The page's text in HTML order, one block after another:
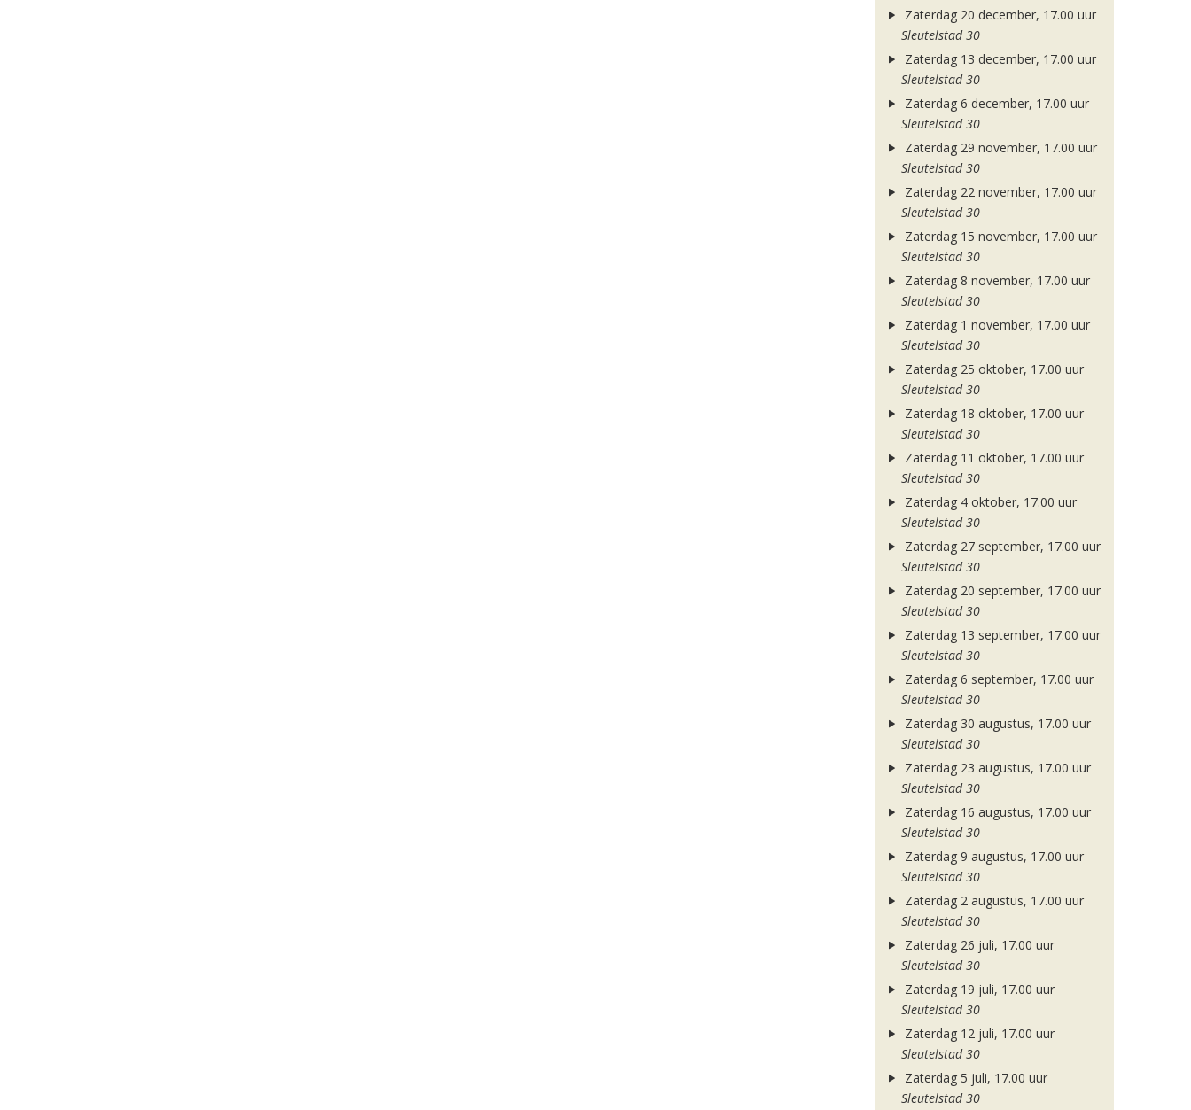
Zaterdag 20 december, 17.00 uur
Sleutelstad 30
Zaterdag 13 december, 17.00 uur
Sleutelstad 30
Zaterdag 6 december, 17.00 uur
Sleutelstad 30
Zaterdag 29 november, 17.00 uur
Sleutelstad 30
Zaterdag 22 november, 17.00 uur
Sleutelstad 30
Zaterdag 15 november, 17.00 uur
Sleutelstad 30
Zaterdag 8 november, 17.00 uur
Sleutelstad 30
Zaterdag 1 november, 17.00 uur
Sleutelstad 30
Zaterdag 25 oktober, 17.00 uur
Sleutelstad 30
Zaterdag 18 oktober, 17.00 uur
Sleutelstad 30
Zaterdag 11 oktober, 17.00 uur
Sleutelstad 30
Zaterdag 4 oktober, 17.00 uur
Sleutelstad 30
Zaterdag 27 september, 17.00 uur
Sleutelstad 30
Zaterdag 20 september, 17.00 uur
Sleutelstad 30
Zaterdag 13 september, 17.00 uur
Sleutelstad 30
Zaterdag 6 september, 17.00 uur
Sleutelstad 30
Zaterdag 30 augustus, 17.00 uur
Sleutelstad 30
Zaterdag 23 augustus, 17.00 uur
Sleutelstad 30
Zaterdag 16 augustus, 17.00 uur
Sleutelstad 30
Zaterdag 9 augustus, 17.00 uur
Sleutelstad 30
Zaterdag 2 augustus, 17.00 uur
Sleutelstad 30
Zaterdag 26 juli, 17.00 uur
Sleutelstad 30
Zaterdag 19 juli, 17.00 uur
Sleutelstad 30
Zaterdag 12 juli, 17.00 uur
Sleutelstad 30
Zaterdag 5 juli, 17.00 uur
Sleutelstad 30